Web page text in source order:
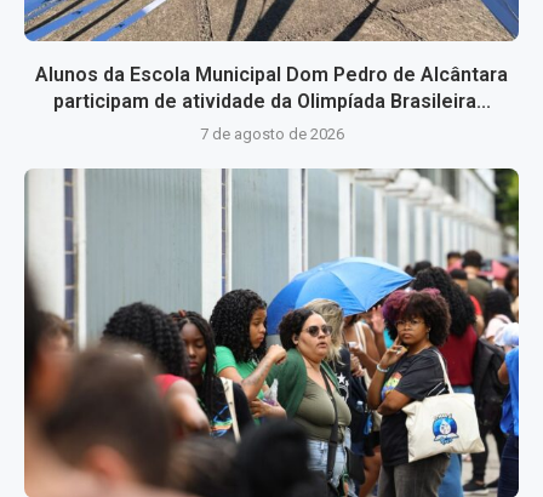
Alunos da Escola Municipal Dom Pedro de Alcântara
participam de atividade da Olimpíada Brasileira...
7 de agosto de 2026